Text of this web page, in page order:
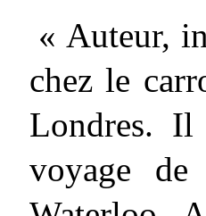
« Auteur,
chez le
Londres. Il
voyage de